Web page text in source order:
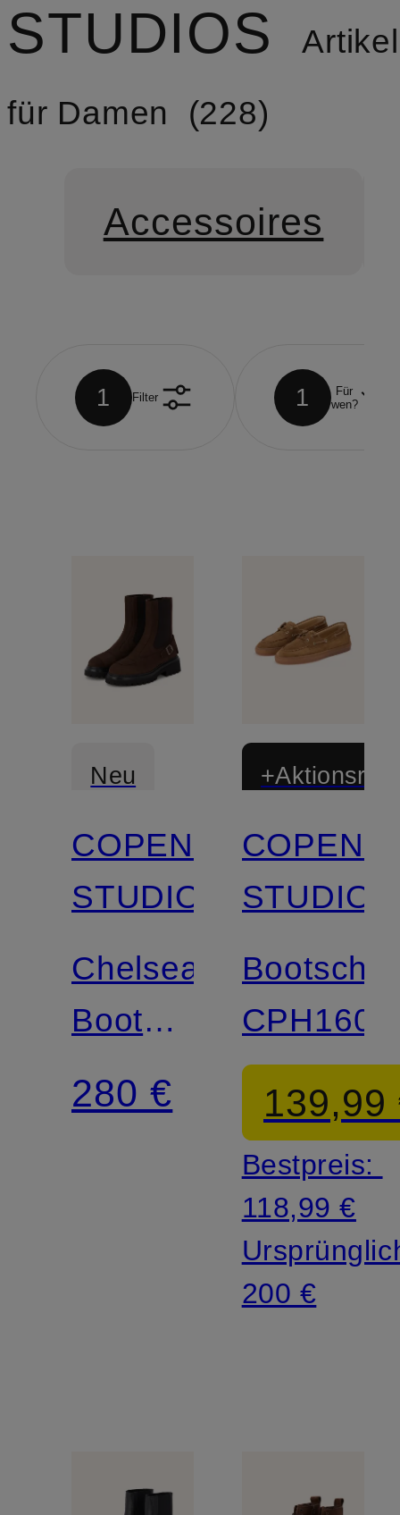
STUDIOS
Artikel
für Damen
228
Accessoires
1 Filter 1
Für
wen?
Neu
COPENHAGEN
STUDIOS
Chelsea-
Boots
CPH950
280 €
STUDIOS
CPH160
139,99
Bestpreis:
118,99 €
200 €